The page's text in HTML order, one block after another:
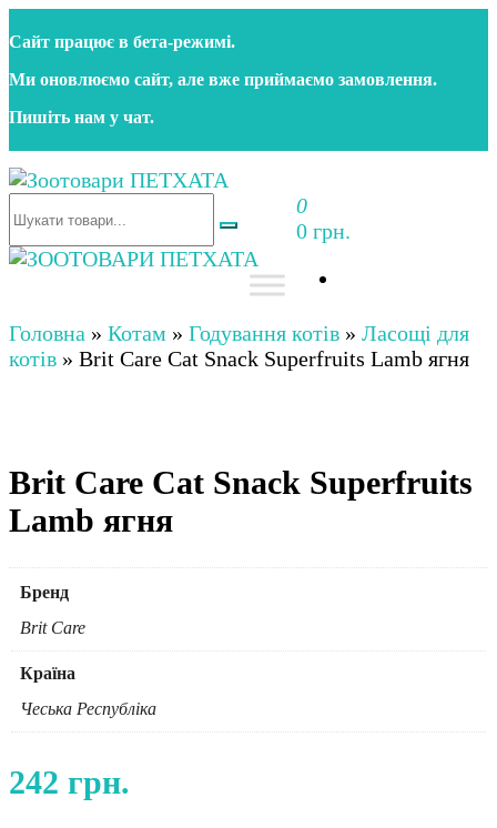
до
контенту
Сайт працює в бета‑режимі.
Ми оновлюємо сайт, але вже приймаємо замовлення.
Пишіть нам у чат.
Зоотовари ПЕТХАТА
Зоомагазин для собак та котів | Корм, іграшки,
аксесуари та догляд за тваринами. Доставка по
0
0 грн.
аксесуари та догляд за тваринами. Доставка по
Україні
Головна » Котам » Годування котів » Ласощі для
котів » Brit Care Cat Snack Superfruits Lamb ягня
Brit Care Cat Snack Superfruits
Lamb ягня
Бренд
Brit Care
Країна
Чеська Республіка
242 грн.